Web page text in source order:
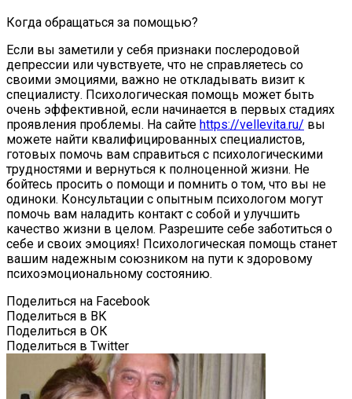
Когда обращаться за помощью?
Если вы заметили у себя признаки послеродовой
депрессии или чувствуете, что не справляетесь со
своими эмоциями, важно не откладывать визит к
специалисту. Психологическая помощь может быть
очень эффективной, если начинается в первых стадиях
проявления проблемы. На сайте https://vellevita.ru/ вы
можете найти квалифицированных специалистов,
готовых помочь вам справиться с психологическими
трудностями и вернуться к полноценной жизни. Не
бойтесь просить о помощи и помнить о том, что вы не
одиноки. Консультации с опытным психологом могут
помочь вам наладить контакт с собой и улучшить
качество жизни в целом. Разрешите себе заботиться о
себе и своих эмоциях! Психологическая помощь станет
вашим надежным союзником на пути к здоровому
психоэмоциональному состоянию.
Поделиться на Facebook
Поделиться в ВК
Поделиться в ОК
Поделиться в Twitter